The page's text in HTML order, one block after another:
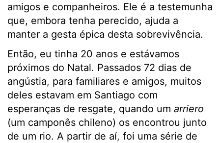
amigos e companheiros. Ele é a testemunha
que, embora tenha perecido, ajuda a
manter a gesta épica desta sobrevivência.
Então, eu tinha 20 anos e estávamos
próximos do Natal. Passados 72 dias de
angústia, para familiares e amigos, muitos
deles estavam em Santiago com
esperanças de resgate, quando um arriero
(um camponês chileno) os encontrou junto
de um rio. A partir de aí, foi uma série de